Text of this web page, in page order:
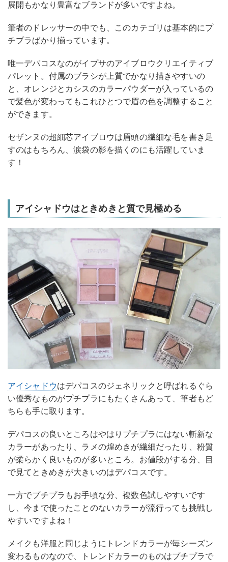
展開もかなり豊富なブランドが多いですよね。
筆者のドレッサーの中でも、このカテゴリは基本的にプ
チプラばかり揃っています。
唯一デパコスなのがイプサのアイブロウクリエイティブ
パレット。付属のブラシが上質でかなり描きやすいの
と、オレンジとカシスのカラーパウダーが入っているの
で髪色が変わってもこれひとつで眉の色を調整すること
ができます。
セザンヌの超細芯アイブロウは眉頭の繊細な毛を書き足
すのはもちろん、涙袋の影を描くのにも活躍していま
す！
アイシャドウはときめきと質で見極める
アイシャドウはデパコスのジェネリックと呼ばれるぐら
い優秀なものがプチプラにもたくさんあって、筆者もど
ちらも手に取ります。
デパコスの良いところはやはりプチプラにはない斬新な
カラーがあったり、ラメの煌めきが繊細だったり、粉質
が柔らかく良いものが多いところ。お値段がする分、目
で見てときめきが大きいのはデパコスです。
一方でプチプラもお手頃な分、複数色試しやすいです
し、今まで使ったことのないカラーが流行っても挑戦し
やすいですよね！
メイクも洋服と同じようにトレンドカラーが毎シーズン
変わるものなので、トレンドカラーのものはプチプラで